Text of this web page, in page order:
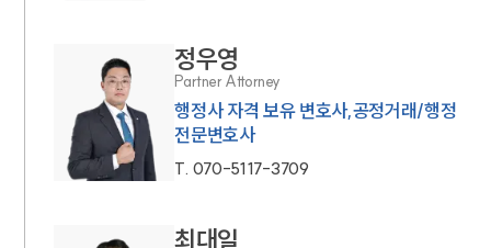
정우영
Partner Attorney
행정사 자격 보유 변호사,공정거래/행정
전문변호사
T. 070-5117-3709
최대일